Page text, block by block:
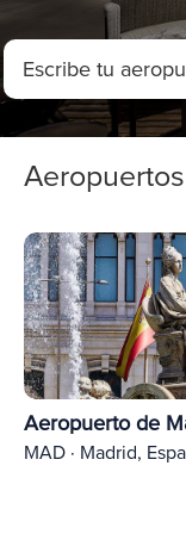
Aeropuerto de
MAD · Madrid,